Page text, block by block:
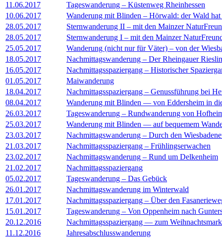
11.06.2017
Tageswanderung – Küstenweg Rheinhessen
10.06.2017
Wanderung mit Blinden – Hörwald: der Wald
28.05.2017
Sternwanderung II – mit den Mainzer
28.05.2017
Sternwanderung I – mit den Mainzer
25.05.2017
Wanderung (nicht nur für Väter) – von der
18.05.2017
Nachmittagswanderung – Der Rheingauer
16.05.2017
Nachmittagsspaziergang – Historischer
01.05.2017
Maiwanderung
18.04.2017
Nachmittagsspaziergang – Genussführung bei
08.04.2017
Wanderung mit Blinden — von Eddersheim in
26.03.2017
Tageswanderung – Rundwanderung von
25.03.2017
Wanderung mit Blinden — auf bequemem
23.03.2017
Nachmittagswanderung – Durch den
21.03.2017
Nachmittagsspaziergang – Frühlingserwachen
23.02.2017
Nachmittagswanderung – Rund um Delkenheim
21.02.2017
Nachmittagsspaziergang
05.02.2017
Tageswanderung – Das Gebück
26.01.2017
Nachmittagswanderung im Winterwald
17.01.2017
Nachmittagsspaziergang – Über den
15.01.2017
Tageswanderung – Von Oppenheim nach
20.12.2016
Nachmittagsspaziergang — zum
11.12.2016
Jahresabschlusswanderung